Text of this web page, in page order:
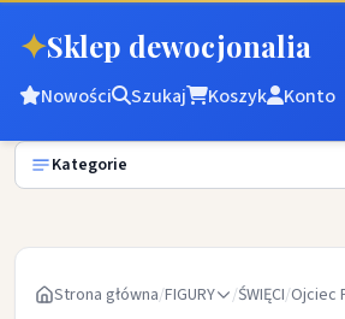
✦Sklep dewocjonalia
Nowości Szukaj Koszyk Konto
Kategorie
Strona główna/FIGURY /ŚWIĘCI/Ojciec